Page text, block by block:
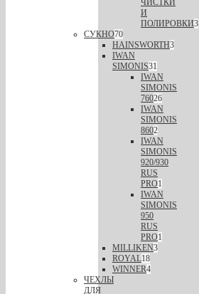
И
ПОЛИРОВКИ3
СУКНО70
HAINSWORTH3
IWAN
SIMONIS31
IWAN
SIMONIS
76026
IWAN
SIMONIS
8602
IWAN
SIMONIS
920/930
RUS
PRO1
IWAN
SIMONIS
950
RUS
PRO1
MILLIKEN3
ROYAL18
WINNER4
ЧЕХЛЫ
ДЛЯ